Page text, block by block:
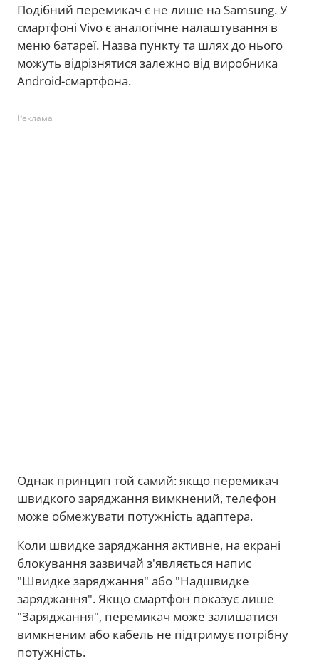
Подібний перемикач є не лише на Samsung. У
смартфоні Vivo є аналогічне налаштування в
меню батареї. Назва пункту та шлях до нього
можуть відрізнятися залежно від виробника
Android-смартфона.
Реклама
Однак принцип той самий: якщо перемикач
швидкого заряджання вимкнений, телефон
може обмежувати потужність адаптера.
Коли швидке заряджання активне, на екрані
блокування зазвичай з'являється напис
"Швидке заряджання" або "Надшвидке
заряджання". Якщо смартфон показує лише
"Заряджання", перемикач може залишатися
вимкненим або кабель не підтримує потрібну
потужність.